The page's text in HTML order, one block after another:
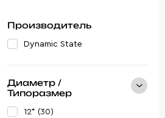
Производитель
Dynamic State
Диаметр /
Типоразмер
12* (30)